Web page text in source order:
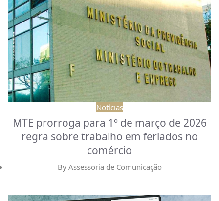
Notícias
MTE prorroga para 1º de março de 2026
regra sobre trabalho em feriados no
comércio
By Assessoria de Comunicação